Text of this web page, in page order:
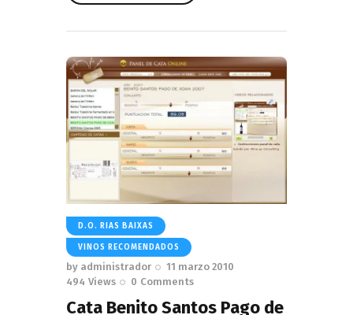
D.O. RIAS BAIXAS
VINOS RECOMENDADOS
by administrador
11 marzo 2010
494 Views 0 Comments
Cata Benito Santos Pago de